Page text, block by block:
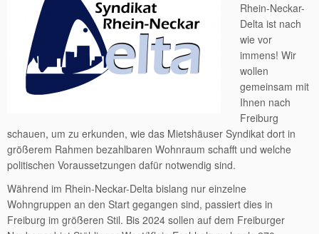
Rhein-Neckar-
Delta ist nach
wie vor
immens! Wir
wollen
gemeinsam mit
Ihnen nach
Freiburg
schauen, um zu erkunden, wie das Mietshäuser Syndikat dort in
größerem Rahmen bezahlbaren Wohnraum schafft und welche
politischen Voraussetzungen dafür notwendig sind.
Während im Rhein-Neckar-Delta bislang nur einzelne
Wohngruppen an den Start gegangen sind, passiert dies in
Freiburg im größeren Stil. Bis 2024 sollen auf dem Freiburger